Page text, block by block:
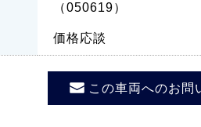
（050619）
価格応談
この車両へのお問